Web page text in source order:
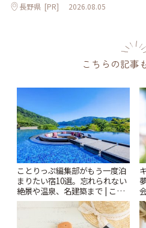
長野県 [PR] 2026.08.05
こちらの記事
ことりっぷ編集部がもう一度泊
まりたい宿10選。忘れられない
絶景や温泉、名建築まで | こと
りっぷ